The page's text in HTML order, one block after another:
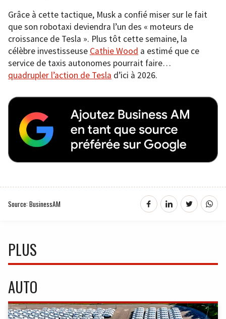
Grâce à cette tactique, Musk a confié miser sur le fait
que son robotaxi deviendra l’un des « moteurs de
croissance de Tesla ». Plus tôt cette semaine, la
célèbre investisseuse Cathie Wood a estimé que ce
service de taxis autonomes pourrait faire…
quadrupler l’action de Tesla d’ici à 2026.
Source: BusinessAM
PLUS
AUTO